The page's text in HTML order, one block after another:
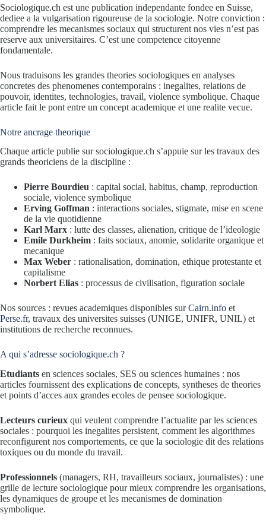
Sociologique.ch est une publication independante fondee en Suisse,
dediee a la vulgarisation rigoureuse de la sociologie. Notre conviction :
comprendre les mecanismes sociaux qui structurent nos vies n’est pas
reserve aux universitaires. C’est une competence citoyenne
fondamentale.
Nous traduisons les grandes theories sociologiques en analyses
concretes des phenomenes contemporains : inegalites, relations de
pouvoir, identites, technologies, travail, violence symbolique. Chaque
article fait le pont entre un concept academique et une realite vecue.
Notre ancrage theorique
Chaque article publie sur sociologique.ch s’appuie sur les travaux des
grands theoriciens de la discipline :
Pierre Bourdieu : capital social, habitus, champ, reproduction
sociale, violence symbolique
Erving Goffman : interactions sociales, stigmate, mise en scene
de la vie quotidienne
Karl Marx : lutte des classes, alienation, critique de l’ideologie
Emile Durkheim : faits sociaux, anomie, solidarite organique et
mecanique
Max Weber : rationalisation, domination, ethique protestante et
capitalisme
Norbert Elias : processus de civilisation, figuration sociale
Nos sources : revues academiques disponibles surCairn.info et
Perse.fr, travaux des universites suisses (UNIGE, UNIFR, UNIL) et
institutions de recherche reconnues.
A qui s’adresse sociologique.ch ?
Etudiants en sciences sociales, SES ou sciences humaines : nos
articles fournissent des explications de concepts, syntheses de theories
et points d’acces aux grandes ecoles de pensee sociologique.
Lecteurs curieux qui veulent comprendre l’actualite par les sciences
sociales : pourquoi les inegalites persistent, comment les algorithmes
reconfigurent nos comportements, ce que la sociologie dit des relations
toxiques ou du monde du travail.
Professionnels (managers, RH, travailleurs sociaux, journalistes) : une
grille de lecture sociologique pour mieux comprendre les organisations,
les dynamiques de groupe et les mecanismes de domination
symbolique.